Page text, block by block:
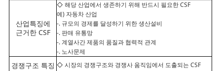
산업특징에
근거한 CSF
◇ 해당 산업에서 생존하기 위해 반드시 필요한 CSF
예) 자동차 산업
-. 규모의 경제를 달성하기 위한 생산설비
-. 판매 유통망
-. 계열사간 제품의 품질과 협력적 관계
-. 노사문제
경쟁구조 특징 ◇ 시장의 경쟁구조와 경쟁사 움직임에서 도출되는 CSF